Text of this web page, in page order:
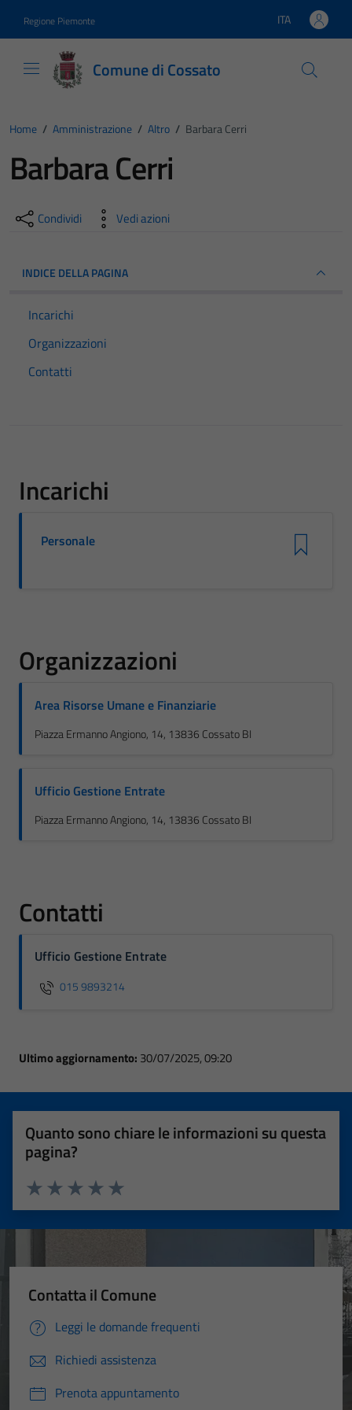
Regione Piemonte Lingua attiva:
ITA
Comune di Cossato
Home / Amministrazione / Altro / Barbara Cerri
Barbara Cerri
Condividi Vedi azioni
INDICE DELLA PAGINA
Incarichi
Organizzazioni
Contatti
Incarichi
Personale
Organizzazioni
Area Risorse Umane e Finanziarie
Piazza Ermanno Angiono, 14, 13836 Cossato BI
Ufficio Gestione Entrate
Piazza Ermanno Angiono, 14, 13836 Cossato BI
Contatti
Ufficio Gestione Entrate
015 9893214
Ultimo aggiornamento: 30/07/2025, 09:20
Quanto sono chiare le informazioni su questa
pagina?
Valuta 5 stelle su 5
Valuta 4 stelle su 5
Valuta 3 stelle su 5
Valuta 2 stelle su 5
Valuta 1 stelle su 5
Contatta il Comune
Leggi le domande frequenti
Richiedi assistenza
Prenota appuntamento